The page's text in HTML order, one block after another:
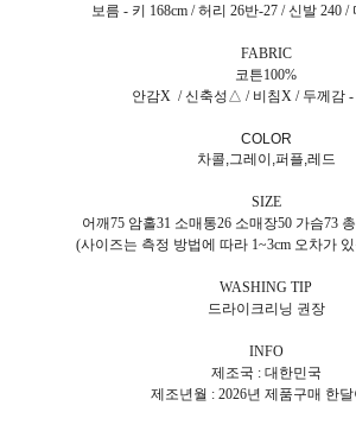
보름 - 키 168cm / 허리 26반-27 / 신발 240 /
FABRIC
코튼100%
안감X / 신축성△ / 비침X / 두께감 -
COLOR
차콜,그레이,퍼플,레드
SIZE
어깨75 암홀31 소매통26 소매장50 가슴73
(사이즈는 측정 방법에 따라 1~3cm 오차가
WASHING TIP
드라이크리닝 권장
INFO
제조국 : 대한민국
제조년월 : 2026년 제품구매 한달